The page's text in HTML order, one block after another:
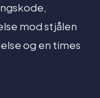
mod stjålen
og en times